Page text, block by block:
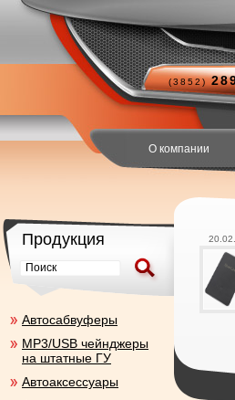
(3852)
О компании
Продукция
Aвтосабвуферы
MP3/USB чейнджеры
на штатные ГУ
Автоаксесcуары